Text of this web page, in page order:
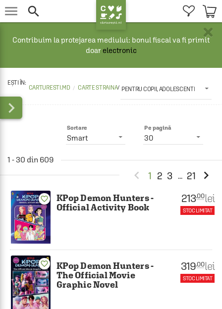
 
×
Contribuim la protejarea mediului: bonul fiscal va fi primit
doar electronic
CARTURESTI.MD CARTE STRAINA/ PENTRU COPII, ADOLESCENTI

Pe pagină
30
Sortare
Smart
1 - 30 din 609
 1 2 3 ... 21 
favorite_border
KPop Demon Hunters -
Official Activity Book
213.00 lei
STOC LIMITAT
favorite_border
KPop Demon Hunters -
The Official Movie
Graphic Novel
319.00 lei
STOC LIMITAT